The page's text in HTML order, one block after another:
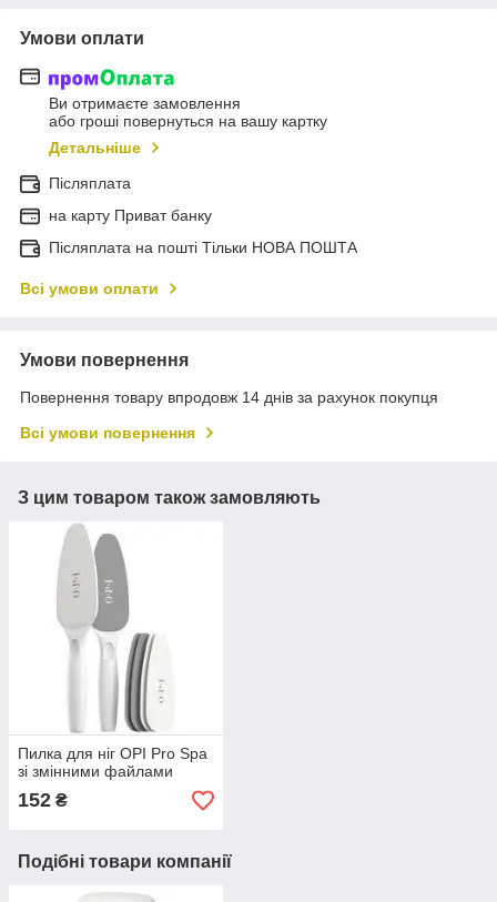
Умови оплати
Ви отримаєте замовлення
або гроші повернуться на вашу картку
Детальніше
Післяплата
на карту Приват банку
Післяплата на пошті Тільки НОВА ПОШТА
Всі умови оплати
Умови повернення
Повернення товару впродовж 14 днів за рахунок покупця
Всі умови повернення
З цим товаром також замовляють
Пилка для ніг OPI Pro Spa
зі змінними файлами
152 ₴
Подібні товари компанії